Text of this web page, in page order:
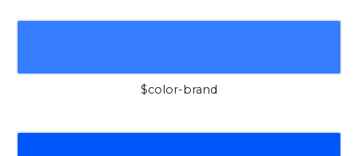
$color-brand